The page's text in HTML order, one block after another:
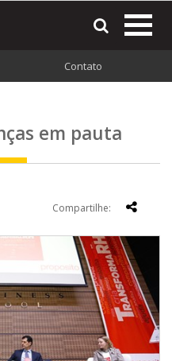
Contato
em pauta
Compartilhe: